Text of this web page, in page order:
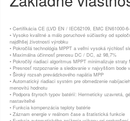
• Certifikácia CE (LVD EN / IEC62109, EMC EN61000-
• Vysoko kvalitné a málo poruchové súčiastky od
najdlhšej životnosti výrobku
• Pokročilá technológia MPPT a veľmi vysoká rýchlosť
• Maximálna účinnosť prenosu DC / DC, až 98,7%
• Pokročilý riadiaci algoritmus MPPT minimalizuje
• Presnosť rozpoznanie a sledovanie v najvyššom bode
• Široký rozsah prevádzkového napätia MPP
• Automatický riadiaci systém pre obmedzenie
menovitú hodnotu
• Podpora štyroch typov batérií: Hermeticky uzavretá,
nastaviteľné
• Funkcia kompenzácia teploty batérie
• Záznam energie v reálnom čase a štatistická funkcie